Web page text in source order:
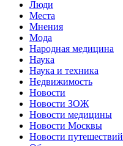
Люди
Места
Мнения
Мода
Народная медицина
Наука
Наука и техника
Недвижимость
Новости
Новости ЗОЖ
Новости медицины
Новости Москвы
Новости путешествий